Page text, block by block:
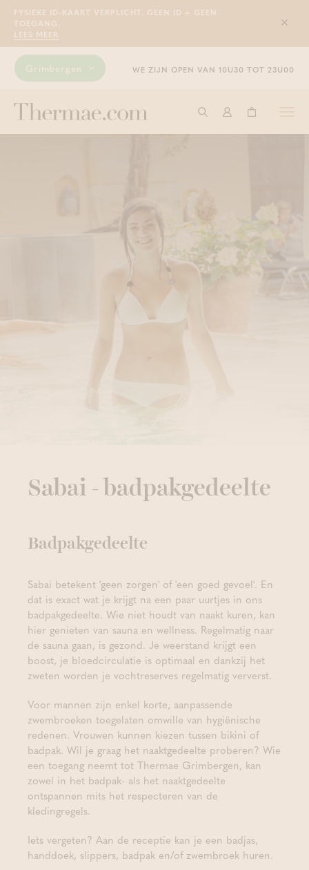
FYSIEKE ID-KAART VERPLICHT. GEEN ID = GEEN
TOEGANG.
LEES MEER
Sluit
Grimbergen WE ZIJN OPEN VAN 10U30 TOT 23U00
Start met zoeken
Aanmelden
Sabai - badpakgedeelte
Badpakgedeelte
Sabai betekent 'geen zorgen' of 'een goed gevoel'. En
dat is exact wat je krijgt na een paar uurtjes in ons
badpakgedeelte. Wie niet houdt van naakt kuren, kan
hier genieten van sauna en wellness. Regelmatig naar
de sauna gaan, is gezond. Je weerstand krijgt een
boost, je bloedcirculatie is optimaal en dankzij het
zweten worden je vochtreserves regelmatig ververst.
Voor mannen zijn enkel korte, aanpassende
zwembroeken toegelaten omwille van hygiënische
redenen. Vrouwen kunnen kiezen tussen bikini of
badpak. Wil je graag het naaktgedeelte proberen? Wie
een toegang neemt tot Thermae Grimbergen, kan
zowel in het badpak- als het naaktgedeelte
ontspannen mits het respecteren van de
kledingregels.
Iets vergeten? Aan de receptie kan je een badjas,
handdoek, slippers, badpak en/of zwembroek huren.